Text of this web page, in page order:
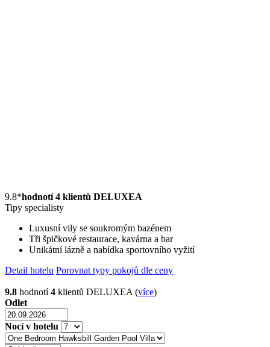
9.8*hodnotí 4 klientů DELUXEA
Tipy specialisty
Luxusní vily se soukromým bazénem
Tři špičkové restaurace, kavárna a bar
Unikátní lázně a nabídka sportovního vyžití
Detail hotelu Porovnat typy pokojů dle ceny
9.8 hodnotí4 klientů DELUXEA (více)
Odlet
Nocí v hotelu